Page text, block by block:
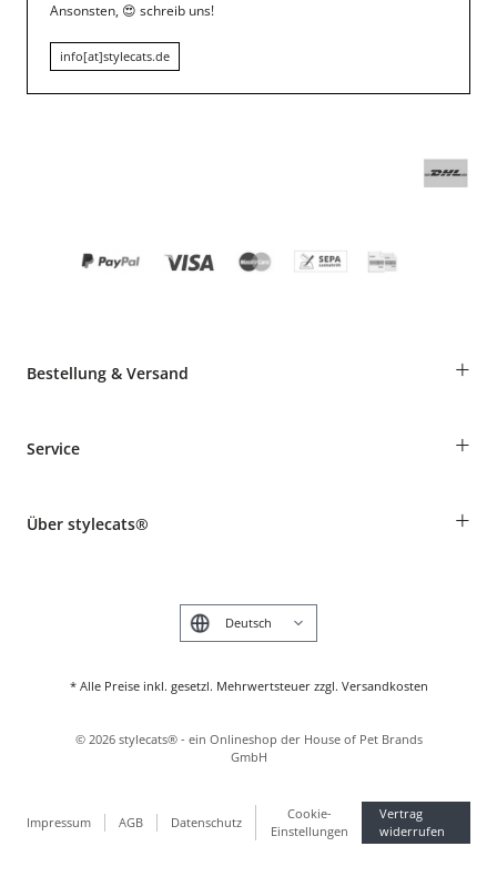
Ansonsten, 😍 schreib uns!
info[at]stylecats.de
Bestellung & Versand +
Informationen zur Lieferung
Produkte reklamieren und zurücksenden
Service +
Tierkrankenversicherung
Über stylecats® +
* Alle Preise inkl. gesetzl. Mehrwertsteuer zzgl. Versandkosten
English
Impressum AGB Datenschutz
Cookie-
Einstellungen
Vertrag
widerrufen
© 2026 stylecats® - ein Onlineshop der House of Pet Brands
GmbH